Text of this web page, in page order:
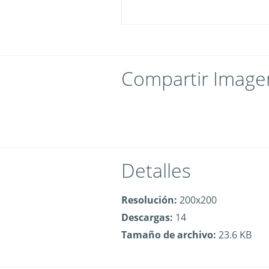
Compartir
Detalles
Resolución: 200x200
Descargas: 14
Tamaño de archivo: 23.6 KB